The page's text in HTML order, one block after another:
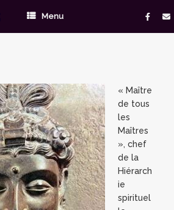
Menu
« Maître
de tous
les
Maîtres
», chef
de la
Hiérarch
ie
spirituel